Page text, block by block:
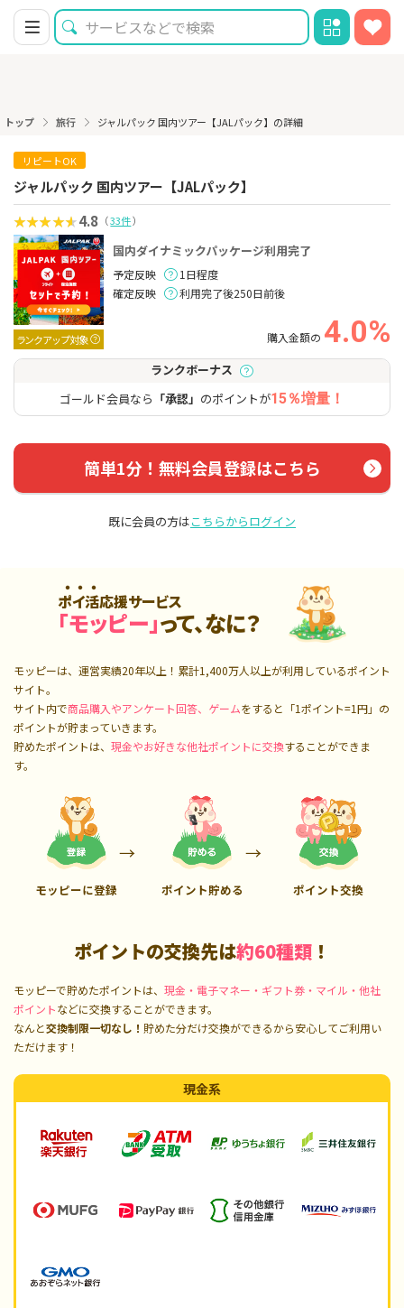
トップ 旅行 ジャルパック 国内ツアー【JALパック】の詳細
リピートOK
ジャルパック 国内ツアー【JALパック】
4.8 （33件）
ランクアップ対象
国内ダイナミックパッケージ利用完了
予定反映
1日程度
確定反映
利用完了後250日前後
購入金額の 4.0%
ランクボーナス
ゴールド会員なら 「承認」 のポイントが15％増量！
簡単1分！無料会員登録はこちら
既に会員の方はこちらからログイン
ポイ活応援サービス
「モッピー」って、なに？
モッピーは、運営実績20年以上！累計1,400万人以上が利用しているポイント
サイト。
サイト内で商品購入やアンケート回答、ゲームをすると「1ポイント=1円」の
ポイントが貯まっていきます。
貯めたポイントは、 現金やお好きな他社ポイントに交換することができま
す。
モッピーに登録 ポイント貯める ポイント交換
ポイントの交換先は約60種類 ！
モッピーで貯めたポイントは、 現金・電子マネー・ギフト券・マイル・他社
ポイントなどに交換することができます。
なんと交換制限一切なし！ 貯めた分だけ交換ができるから安心してご利用い
ただけます！
現金系